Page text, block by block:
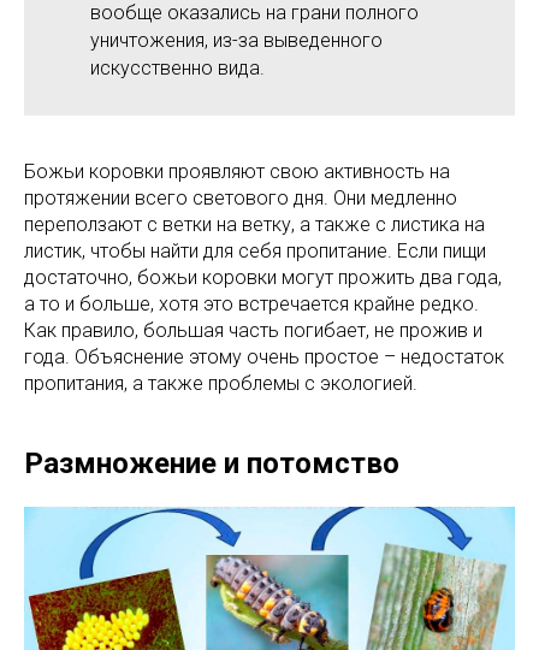
вообще оказались на грани полного
уничтожения, из-за выведенного
искусственно вида.
Божьи коровки проявляют свою активность на
протяжении всего светового дня. Они медленно
переползают с ветки на ветку, а также с листика на
листик, чтобы найти для себя пропитание. Если пищи
достаточно, божьи коровки могут прожить два года,
а то и больше, хотя это встречается крайне редко.
Как правило, большая часть погибает, не прожив и
года. Объяснение этому очень простое – недостаток
пропитания, а также проблемы с экологией.
Размножение и потомство